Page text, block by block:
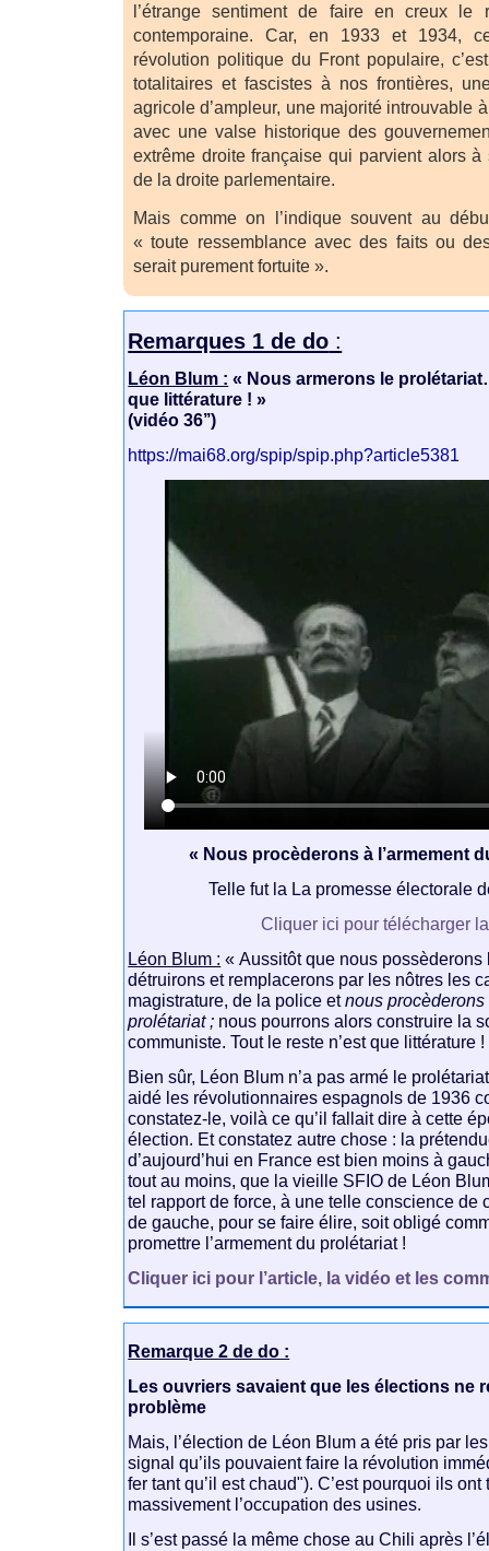
l’étrange sentiment de faire en creux le
contemporaine. Car, en 1933 et 1934,
révolution politique du Front populaire,
totalitaires et fascistes à nos frontières,
agricole d’ampleur, une majorité introuvable
avec une valse historique des
extrême droite française qui parvient alors
de la droite parlementaire.
Mais comme on l’indique souvent au
« toute ressemblance avec des faits ou
serait purement fortuite ».
Remarques 1 de do :
Léon Blum : « Nous armerons le
que littérature ! »
(vidéo 36’’)
https://mai68.org/spip/spip.php?article5381
« Nous procèderons à l’armement
Telle fut la La promesse électorale
Cliquer ici pour télécharger
Léon Blum : « Aussitôt que nous possèderons
détruirons et remplacerons par les nôtres les
magistrature, de la police etnous procèderons
prolétariat ; nous pourrons alors construire la
communiste. Tout le reste n’est que littérature !
Bien sûr, Léon Blum n’a pas armé le
aidé les révolutionnaires espagnols de 1936
constatez-le, voilà ce qu’il fallait dire à cette
élection. Et constatez autre chose : la
d’aujourd’hui en France est bien moins à
tout au moins, que la vieille SFIO de Léon
tel rapport de force, à une telle conscience de
de gauche, pour se faire élire, soit obligé
promettre l’armement du prolétariat !
Cliquer ici pour l’article, la vidéo et les
Remarque 2 de do :
Les ouvriers savaient que les élections ne
problème
Mais, l’élection de Léon Blum a été pris par
signal qu’ils pouvaient faire la révolution
fer tant qu’il est chaud"). C’est pourquoi ils
massivement l’occupation des usines.
Il s’est passé la même chose au Chili après